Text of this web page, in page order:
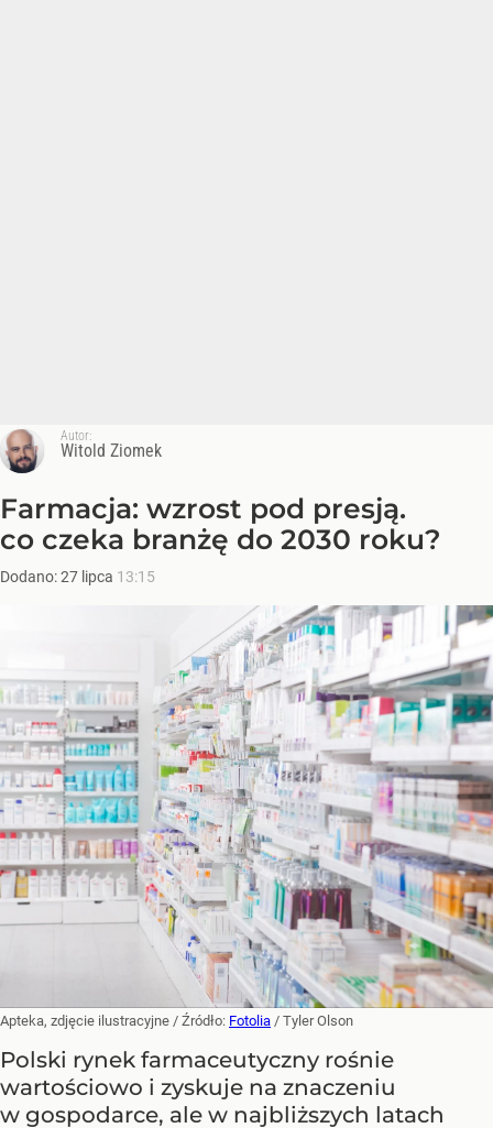
Autor:
Witold Ziomek
Farmacja: wzrost pod presją.
co czeka branżę do 2030 roku?
Dodano:27 lipca 13:15
Apteka, zdjęcie ilustracyjne / Źródło: Fotolia / Tyler Olson
Polski rynek farmaceutyczny rośnie
wartościowo i zyskuje na znaczeniu
w gospodarce, ale w najbliższych latach